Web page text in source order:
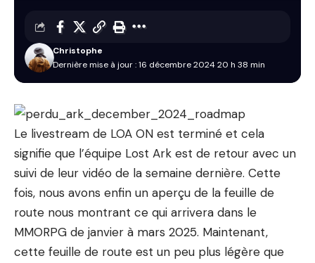
Dernière mise à jour : 16 décembre 2024 20 h 38 min
Christophe
Le livestream de LOA ON est terminé et cela
signifie que l’équipe Lost Ark est de retour avec un
suivi de leur vidéo de la semaine dernière. Cette
fois, nous avons enfin un aperçu de la feuille de
route nous montrant ce qui arrivera dans le
MMORPG de janvier à mars 2025. Maintenant,
cette feuille de route est un peu plus légère que